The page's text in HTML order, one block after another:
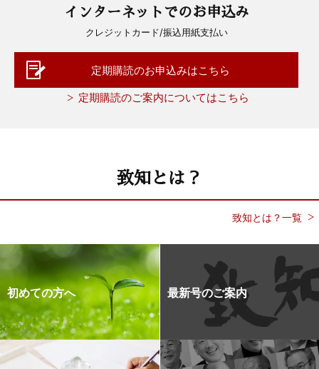
インターネットでのお申込み
クレジットカード/振込用紙支払い
定期購読のお申込みはこちら
定期購読のご案内についてはこちら
致知とは？
致知とは？一覧
初めての方へ 最新号のご案内